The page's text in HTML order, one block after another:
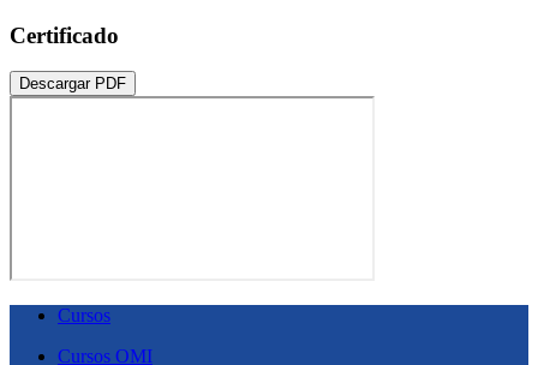
Certificado
Descargar PDF
Cursos
Cursos OMI